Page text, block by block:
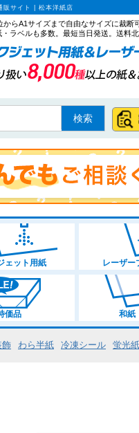
販サイト | 松本洋紙店
からA1サイズまで自由なサイズに裁断
・ラベルも多数。最短当日発送。送料
検索
ェット用紙 レーザー
価品 和紙
飾 わら半紙 冷凍シール 蛍光紙